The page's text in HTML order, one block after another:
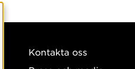
Kontakta oss